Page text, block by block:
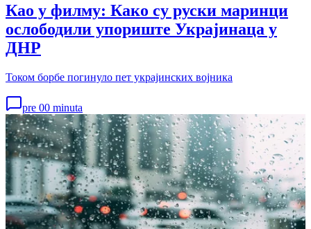
Као у филму: Како су руски маринци
ослободили упориште Украјинаца у
ДНР
Током борбе погинуло пет украјинских војника
pre 00 minuta